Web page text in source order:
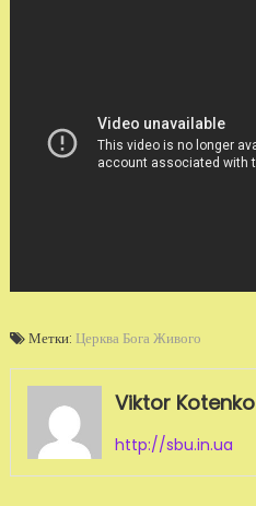
Метки: Церква Бога Живого
Viktor Kotenko
http://sbu.in.ua